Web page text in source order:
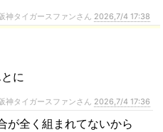
神タイガースファンさん 2026,7/4 17:38
に
神タイガースファンさん 2026,7/4 17:36
が全く組まれてないから